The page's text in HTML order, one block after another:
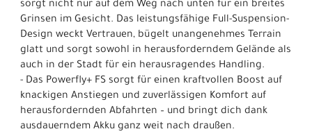
sorgt nicht nur auf dem Weg nach unten für ein breites
Grinsen im Gesicht. Das leistungsfähige Full-Suspension-
Design weckt Vertrauen, bügelt unangenehmes Terrain
glatt und sorgt sowohl in herausforderndem Gelände als
auch in der Stadt für ein herausragendes Handling.
- Das Powerfly+ FS sorgt für einen kraftvollen Boost auf
knackigen Anstiegen und zuverlässigen Komfort auf
herausfordernden Abfahrten – und bringt dich dank
ausdauerndem Akku ganz weit nach draußen.